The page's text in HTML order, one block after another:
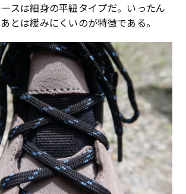
スは細身の平紐タイプだ。いったん
とは緩みにくいのが特徴である。